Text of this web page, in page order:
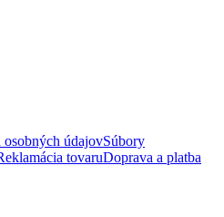
osobných údajovSúbory
tovaruDoprava a platba